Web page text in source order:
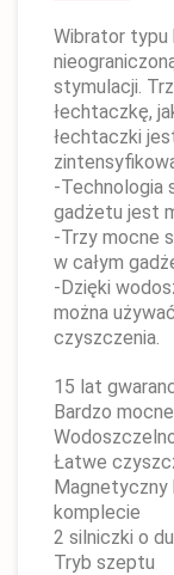
Wibrator typu
stymulacji.
łechtaczkę,
łechtaczki
-Technologia
gadżetu jest
-Trzy mocne
w całym
-Dzięki
można
czyszczenia.
15 lat
Bardzo
Łatwe
Magnetyczny
komplecie
2 silniczki o
Tryb szeptu